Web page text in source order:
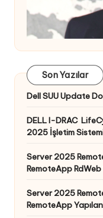
Son Yazılar
Dell SUU Update
DELL I-DRAC
2025 İşletim
Server 2025
RemoteApp RdWeb
Server 2025
RemoteApp